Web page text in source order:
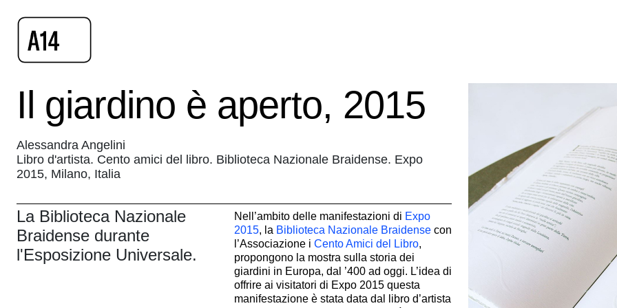
Il giardino è aperto, 2015
Alessandra Angelini
Libro d'artista. Cento amici del libro. Biblioteca Nazionale Braidense. Expo
2015, Milano, Italia
La Biblioteca Nazionale
Braidense durante
l'Esposizione Universale.
Nell’ambito delle manifestazioni di Expo
2015, la Biblioteca Nazionale Braidense con
l’Associazione i Cento Amici del Libro,
propongono la mostra sulla storia dei
giardini in Europa, dal ’400 ad oggi. L’idea di
offrire ai visitatori di Expo 2015 questa
manifestazione è stata data dal libro d’artista